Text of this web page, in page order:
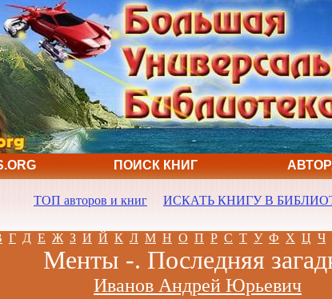
ПОИСК КНИГ
ТОП авторов и книг ИСКАТЬ КНИГУ В
Г Д Е Ж З И Й К Л М Н О П Р С Т У Ф Х Ц Ч
Менты -. Последняя
Иванов Андрей Юрьевич